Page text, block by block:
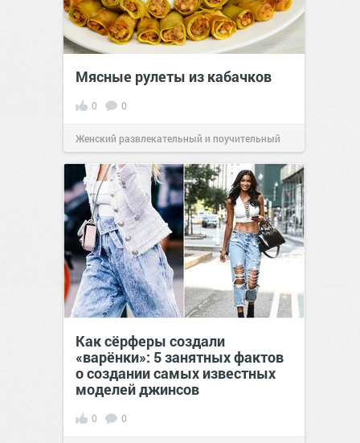
Мясные рулеты из кабачков
0 0
Женский развлекательный и поучительный
сайт.23:41Вчера
Как сёрферы создали
«варёнки»: 5 занятных фактов
о создании самых известных
моделей джинсов
0 0